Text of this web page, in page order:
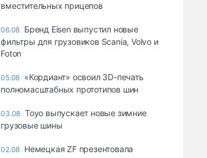
вместительных прицепов
06.08 Бренд Eisen выпустил новые
фильтры для грузовиков Scania, Volvo и
Foton
05.08 «Кордиант» освоил 3D-печать
полномасштабных прототипов шин
03.08 Toyo выпускает новые зимние
грузовые шины
02.08 Немецкая ZF презентовала